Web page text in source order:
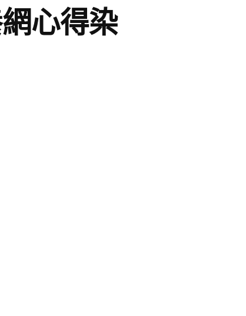
心得染